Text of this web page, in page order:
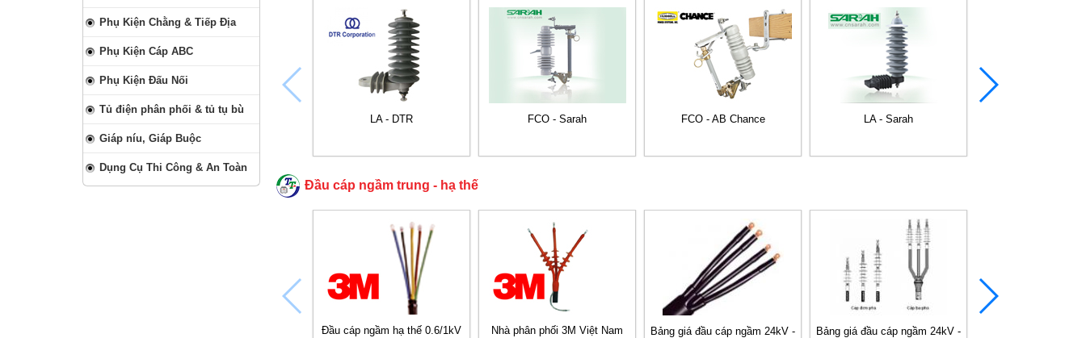
Phụ Kiện Chằng & Tiếp Địa
Phụ Kiện Cáp ABC
Phụ Kiện Đấu Nối
Tủ điện phân phối & tủ tụ bù
Giáp níu, Giáp Buộc
Dụng Cụ Thi Công & An Toàn
LA - DTR FCO - Sarah FCO - AB Chance LA - Sarah
Đầu cáp ngầm trung - hạ thế
Đầu cáp ngầm hạ thế 0.6/1kV
Nhà phân phối 3M Việt Nam
Bảng giá đầu cáp ngầm 24kV -
Bảng giá đầu cáp ngầm 24kV -